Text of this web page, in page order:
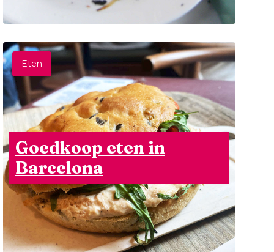
Eten
Goedkoop eten in
Barcelona